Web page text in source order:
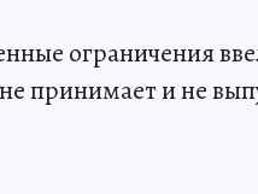
ограничения
принимает и не